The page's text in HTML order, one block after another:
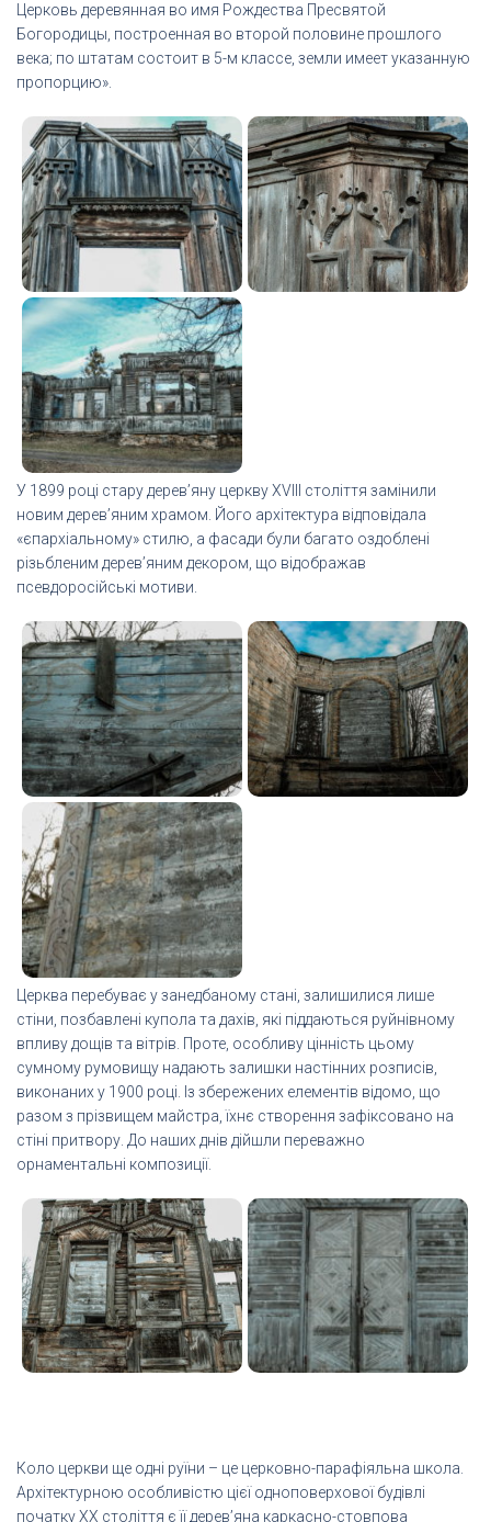
Церковь деревянная во имя Рождества Пресвятой
Богородицы, построенная во второй половине прошлого
века; по штатам состоит в 5-м классе, земли имеет указанную
пропорцию».
У 1899 році стару дерев’яну церкву XVIII століття замінили
новим дерев’яним храмом. Його архітектура відповідала
«єпархіальному» стилю, а фасади були багато оздоблені
різьбленим дерев’яним декором, що відображав
псевдоросійські мотиви.
Церква перебуває у занедбаному стані, залишилися лише
стіни, позбавлені купола та дахів, які піддаються руйнівному
впливу дощів та вітрів. Проте, особливу цінність цьому
сумному румовищу надають залишки настінних розписів,
виконаних у 1900 році. Із збережених елементів відомо, що
разом з прізвищем майстра, їхнє створення зафіксовано на
стіні притвору. До наших днів дійшли переважно
орнаментальні композиції.
Коло церкви ще одні руїни – це церковно-парафіяльна школа.
Архітектурною особливістю цієї одноповерхової будівлі
початку XX століття є її дерев’яна каркасно-стовпова